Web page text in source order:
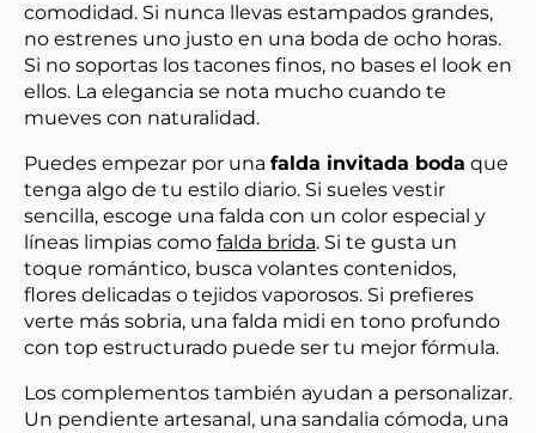
comodidad. Si nunca llevas estampados grandes,
no estrenes uno justo en una boda de ocho horas.
Si no soportas los tacones finos, no bases el look en
ellos. La elegancia se nota mucho cuando te
mueves con naturalidad.
Puedes empezar por una falda invitada boda que
tenga algo de tu estilo diario. Si sueles vestir
sencilla, escoge una falda con un color especial y
líneas limpias como falda brida. Si te gusta un
toque romántico, busca volantes contenidos,
flores delicadas o tejidos vaporosos. Si prefieres
verte más sobria, una falda midi en tono profundo
con top estructurado puede ser tu mejor fórmula.
Los complementos también ayudan a personalizar.
Un pendiente artesanal, una sandalia cómoda, una